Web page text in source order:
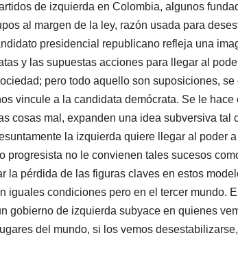
de izquierda en Colombia, algunos
al margen de la ley, razón usada para
presidencial republicano refleja una
y las supuestas acciones para llegar al
pero todo aquello son suposiciones,
vincule a la candidata demócrata. Se le hace
cosas mal, expanden una idea subversiva tal
la izquierda quiere llegar al poder
progresista no le convienen tales sucesos
la pérdida de las figuras claves en estos
iguales condiciones pero en el tercer mundo.
gobierno de izquierda subyace en quienes
del mundo, si los vemos